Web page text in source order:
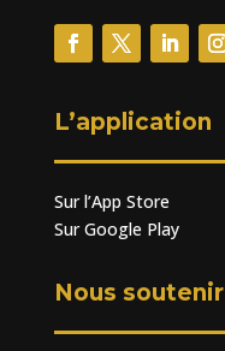
L’application
Sur l’App Store
Sur Google Play
Nous soutenir